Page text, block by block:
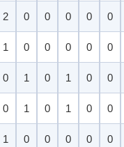
2 0 0 0 0 0
1 0 0 0 0 0
0 1 0 1 0 0
0 1 0 1 0 0
1 0 0 0 0 0